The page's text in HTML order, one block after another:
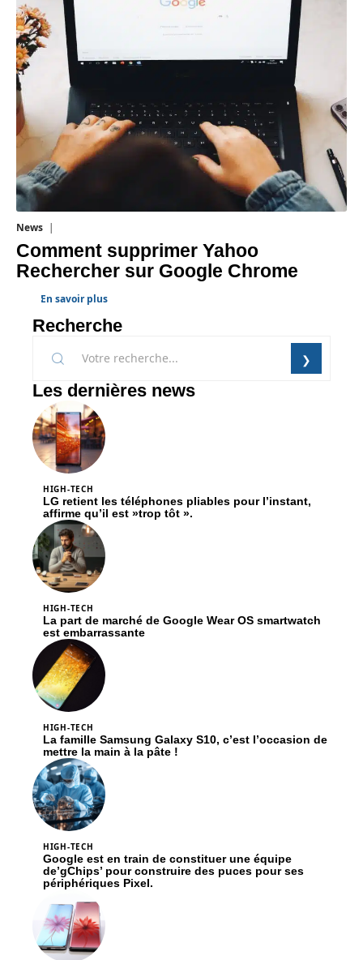
News
Comment supprimer Yahoo
Rechercher sur Google Chrome
En savoir plus
Recherche
Les dernières news
HIGH-TECH
LG retient les téléphones pliables pour l’instant,
affirme qu’il est »trop tôt ».
HIGH-TECH
La part de marché de Google Wear OS smartwatch
est embarrassante
HIGH-TECH
La famille Samsung Galaxy S10, c’est l’occasion de
mettre la main à la pâte !
HIGH-TECH
Google est en train de constituer une équipe
de’gChips’ pour construire des puces pour ses
périphériques Pixel.